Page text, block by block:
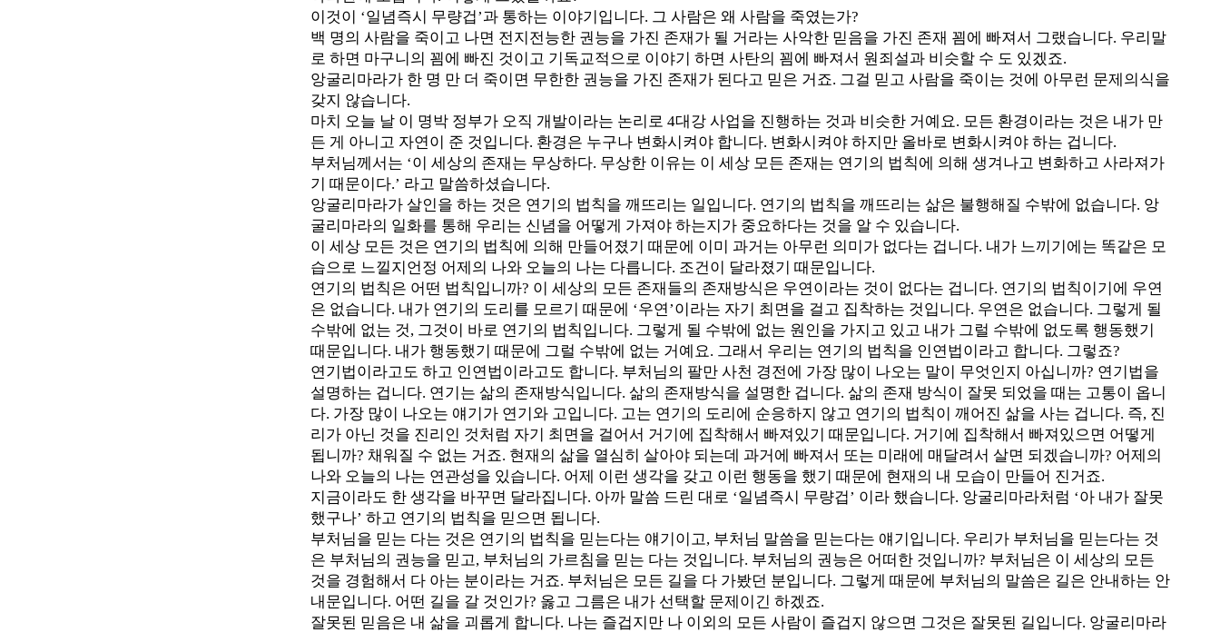
이것이 ‘일념즉시 무량겁’과 통하는 이야기입니다. 그 사람은 왜 사람을 죽였는가?
백 명의 사람을 죽이고 나면 전지전능한 권능을 가진 존재가 될 거라는 사악한 믿음을 가진 존재 꾐에 빠져서 그랬습니다. 우리말
로 하면 마구니의 꾐에 빠진 것이고 기독교적으로 이야기 하면 사탄의 꾐에 빠져서 원죄설과 비슷할 수 도 있겠죠.
앙굴리마라가 한 명 만 더 죽이면 무한한 권능을 가진 존재가 된다고 믿은 거죠. 그걸 믿고 사람을 죽이는 것에 아무런 문제의식을
갖지 않습니다.
마치 오늘 날 이 명박 정부가 오직 개발이라는 논리로 4대강 사업을 진행하는 것과 비슷한 거예요. 모든 환경이라는 것은 내가 만
든 게 아니고 자연이 준 것입니다. 환경은 누구나 변화시켜야 합니다. 변화시켜야 하지만 올바로 변화시켜야 하는 겁니다.
부처님께서는 ‘이 세상의 존재는 무상하다. 무상한 이유는 이 세상 모든 존재는 연기의 법칙에 의해 생겨나고 변화하고 사라져가
기 때문이다.’ 라고 말씀하셨습니다.
앙굴리마라가 살인을 하는 것은 연기의 법칙을 깨뜨리는 일입니다. 연기의 법칙을 깨뜨리는 삶은 불행해질 수밖에 없습니다. 앙
굴리마라의 일화를 통해 우리는 신념을 어떻게 가져야 하는지가 중요하다는 것을 알 수 있습니다.
이 세상 모든 것은 연기의 법칙에 의해 만들어졌기 때문에 이미 과거는 아무런 의미가 없다는 겁니다. 내가 느끼기에는 똑같은 모
습으로 느낄지언정 어제의 나와 오늘의 나는 다릅니다. 조건이 달라졌기 때문입니다.
연기의 법칙은 어떤 법칙입니까? 이 세상의 모든 존재들의 존재방식은 우연이라는 것이 없다는 겁니다. 연기의 법칙이기에 우연
은 없습니다. 내가 연기의 도리를 모르기 때문에 ‘우연’이라는 자기 최면을 걸고 집착하는 것입니다. 우연은 없습니다. 그렇게 될
수밖에 없는 것, 그것이 바로 연기의 법칙입니다. 그렇게 될 수밖에 없는 원인을 가지고 있고 내가 그럴 수밖에 없도록 행동했기
때문입니다. 내가 행동했기 때문에 그럴 수밖에 없는 거예요. 그래서 우리는 연기의 법칙을 인연법이라고 합니다. 그렇죠?
연기법이라고도 하고 인연법이라고도 합니다. 부처님의 팔만 사천 경전에 가장 많이 나오는 말이 무엇인지 아십니까? 연기법을
설명하는 겁니다. 연기는 삶의 존재방식입니다. 삶의 존재방식을 설명한 겁니다. 삶의 존재 방식이 잘못 되었을 때는 고통이 옵니
다. 가장 많이 나오는 얘기가 연기와 고입니다. 고는 연기의 도리에 순응하지 않고 연기의 법칙이 깨어진 삶을 사는 겁니다. 즉, 진
리가 아닌 것을 진리인 것처럼 자기 최면을 걸어서 거기에 집착해서 빠져있기 때문입니다. 거기에 집착해서 빠져있으면 어떻게
됩니까? 채워질 수 없는 거죠. 현재의 삶을 열심히 살아야 되는데 과거에 빠져서 또는 미래에 매달려서 살면 되겠습니까? 어제의
나와 오늘의 나는 연관성을 있습니다. 어제 이런 생각을 갖고 이런 행동을 했기 때문에 현재의 내 모습이 만들어 진거죠.
지금이라도 한 생각을 바꾸면 달라집니다. 아까 말씀 드린 대로 ‘일념즉시 무량겁’ 이라 했습니다. 앙굴리마라처럼 ‘아 내가 잘못
했구나’ 하고 연기의 법칙을 믿으면 됩니다.
부처님을 믿는 다는 것은 연기의 법칙을 믿는다는 얘기이고, 부처님 말씀을 믿는다는 얘기입니다. 우리가 부처님을 믿는다는 것
은 부처님의 권능을 믿고, 부처님의 가르침을 믿는 다는 것입니다. 부처님의 권능은 어떠한 것입니까? 부처님은 이 세상의 모든
것을 경험해서 다 아는 분이라는 거죠. 부처님은 모든 길을 다 가봤던 분입니다. 그렇게 때문에 부처님의 말씀은 길은 안내하는 안
내문입니다. 어떤 길을 갈 것인가? 옳고 그름은 내가 선택할 문제이긴 하겠죠.
잘못된 믿음은 내 삶을 괴롭게 합니다. 나는 즐겁지만 나 이외의 모든 사람이 즐겁지 않으면 그것은 잘못된 길입니다. 앙굴리마라